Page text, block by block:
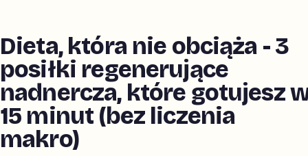
Dieta, która nie obciąża - 3
posiłki regenerujące
nadnercza, które gotujesz
15 minut (bez liczenia
makro)